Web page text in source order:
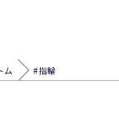
ム #指輪